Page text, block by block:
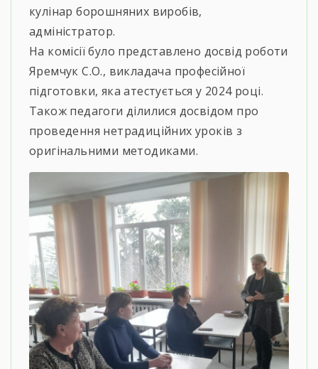
кулінар борошняних виробів,
адміністратор.
На комісії було представлено досвід роботи
Яремчук С.О., викладача професійної
підготовки, яка атестується у 2024 році.
Також педагоги ділилися досвідом про
проведення нетрадиційних уроків з
оригінальними методиками.